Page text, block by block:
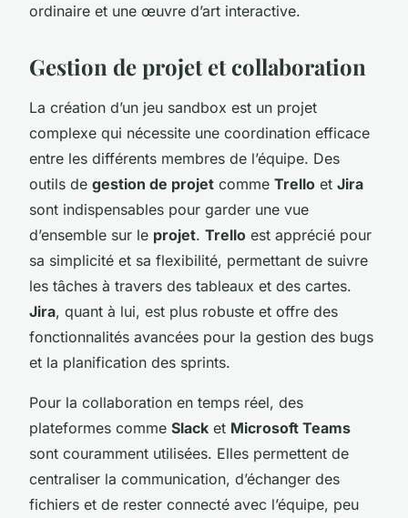
ordinaire et une œuvre d’art interactive.
Gestion de projet et collaboration
La création d’un jeu sandbox est un projet
complexe qui nécessite une coordination efficace
entre les différents membres de l’équipe. Des
outils de gestion de projet comme Trello et Jira
sont indispensables pour garder une vue
d’ensemble sur le projet. Trello est apprécié pour
sa simplicité et sa flexibilité, permettant de suivre
les tâches à travers des tableaux et des cartes.
Jira, quant à lui, est plus robuste et offre des
fonctionnalités avancées pour la gestion des bugs
et la planification des sprints.
Pour la collaboration en temps réel, des
plateformes comme Slack et Microsoft Teams
sont couramment utilisées. Elles permettent de
centraliser la communication, d’échanger des
fichiers et de rester connecté avec l’équipe, peu